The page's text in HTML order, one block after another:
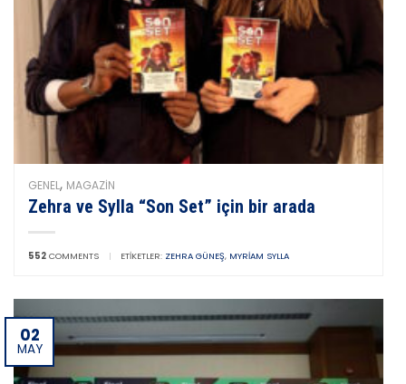
GENEL, MAGAZIN
Zehra ve Sylla “Son Set” için bir arada
552 COMMENTS | ETIKETLER: ZEHRA GÜNEŞ, MYRIAM SYLLA
02
MAY